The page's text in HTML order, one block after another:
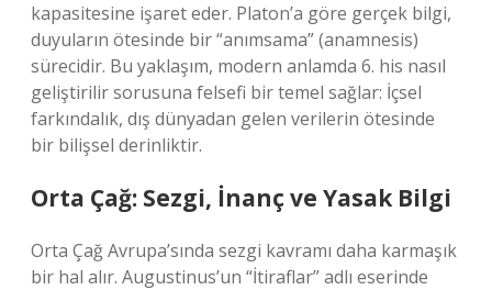
kapasitesine işaret eder. Platon’a göre gerçek bilgi,
duyuların ötesinde bir “anımsama” (anamnesis)
sürecidir. Bu yaklaşım, modern anlamda 6. his nasıl
geliştirilir sorusuna felsefi bir temel sağlar: İçsel
farkındalık, dış dünyadan gelen verilerin ötesinde
bir bilişsel derinliktir.
Orta Çağ: Sezgi, İnanç ve Yasak Bilgi
Orta Çağ Avrupa’sında sezgi kavramı daha karmaşık
bir hal alır. Augustinus’un “İtiraflar” adlı eserinde